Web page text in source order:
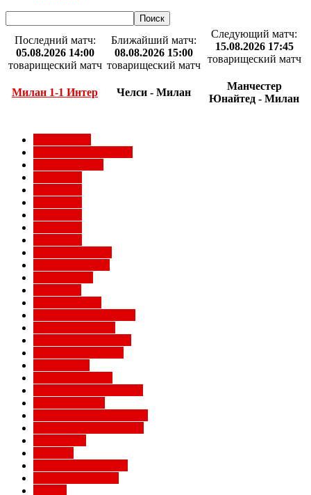
Последний матч:
05.08.2026 14:00
товарищеский матч
Милан 1-1 Интер
Ближайший матч:
08.08.2026 15:00
товарищеский матч
Челси - Милан
Следующий матч:
15.08.2026 17:45
товарищеский матч
Манчестер
Юнайтед - Милан